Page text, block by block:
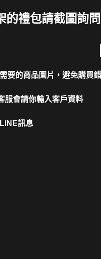
的禮包請截圖詢
要的商品圖片，避免購買
服會請你輸入客戶資料
訊息